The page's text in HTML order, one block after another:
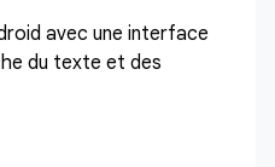
avec une interface
du texte et des